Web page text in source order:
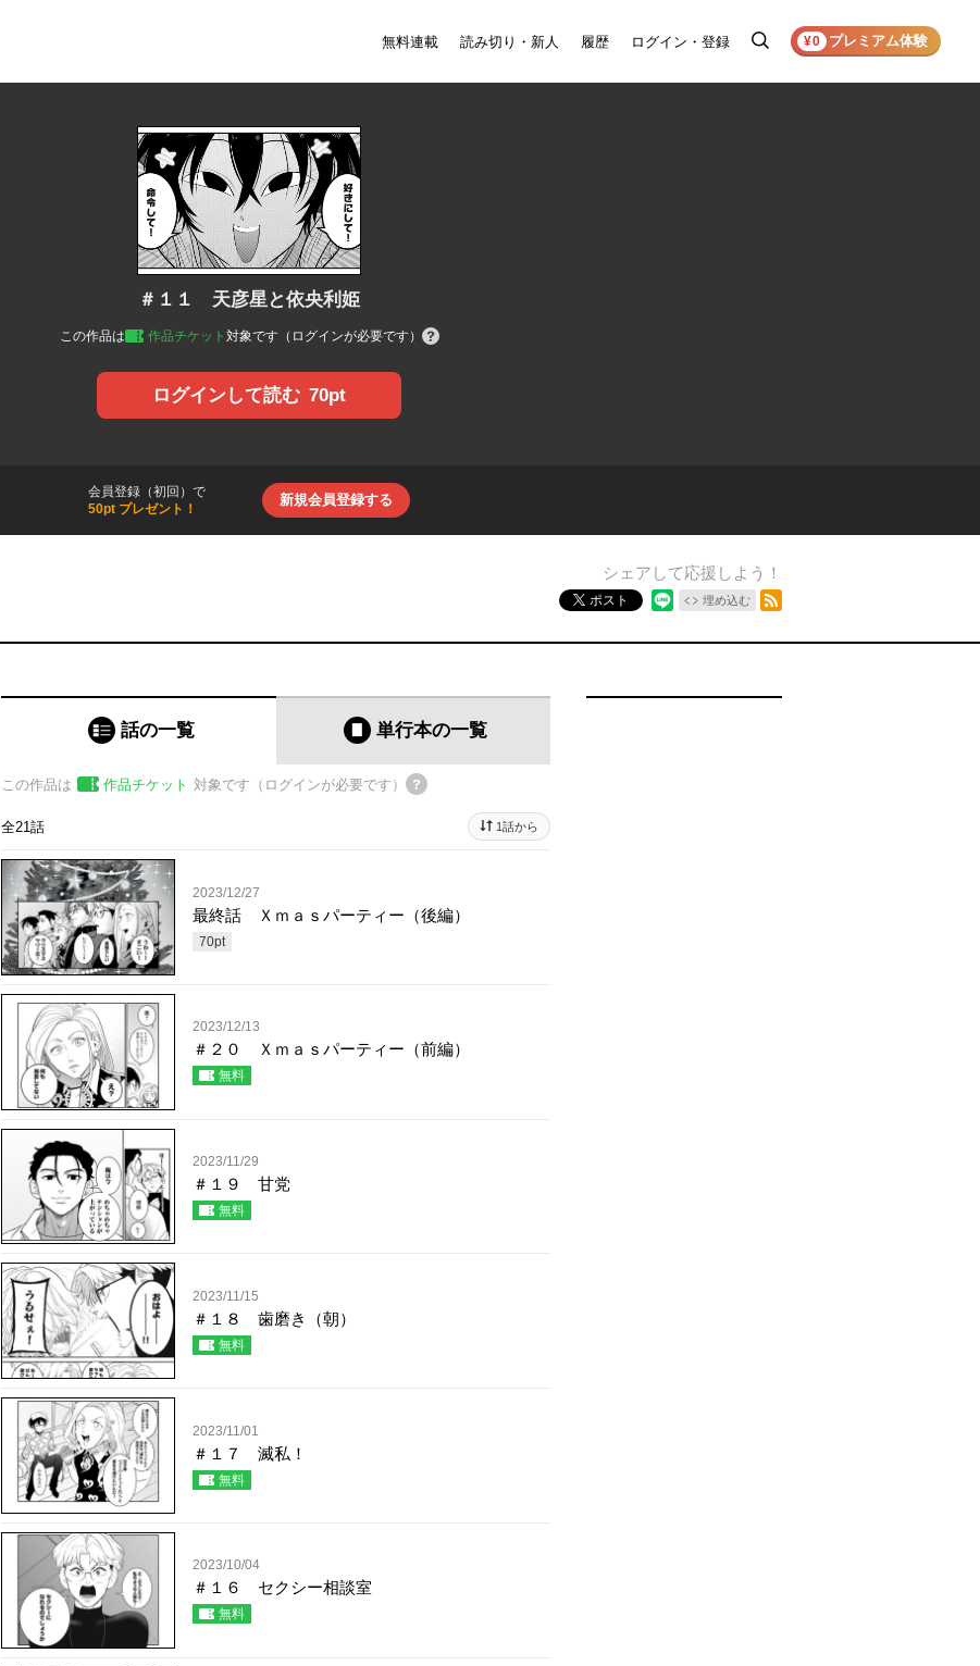
無料連載 読み切り・新人 履歴 ログイン・登録
検
¥0 プレミアム体験
＃１１ 天彦星と依央利姫
この作品は 作品チケット 対象です（ログインが必要です）
ログインして読む 70pt
会員登録（初回）で
50pt プレゼント！
新規会員登録する
シェアして応援しよう！
ポスト 埋め込む
話の一覧 単行本の一覧
この作品は 作品チケット 対象です（ログインが必要です）
全21話 1話から
2023/12/27
最終話 Ｘｍａｓパーティー（後編）
70pt
2023/12/13
＃２０ Ｘｍａｓパーティー（前編）
無料
2023/11/29
＃１９ 甘党
無料
2023/11/15
＃１８ 歯磨き（朝）
無料
2023/11/01
＃１７ 滅私！
無料
2023/10/04
＃１６ セクシー相談室
無料